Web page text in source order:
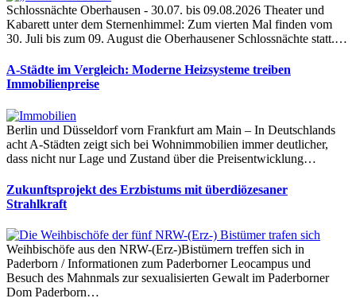
Schlossnächte Oberhausen - 30.07. bis 09.08.2026 Theater und
Kabarett unter dem Sternenhimmel: Zum vierten Mal finden vom
30. Juli bis zum 09. August die Oberhausener Schlossnächte statt.…
A-Städte im Vergleich: Moderne Heizsysteme treiben
Immobilienpreise
Berlin und Düsseldorf vorn Frankfurt am Main – In Deutschlands
acht A-Städten zeigt sich bei Wohnimmobilien immer deutlicher,
dass nicht nur Lage und Zustand über die Preisentwicklung…
Zukunftsprojekt des Erzbistums mit überdiözesaner
Strahlkraft
Weihbischöfe aus den NRW-(Erz-)Bistümern treffen sich in
Paderborn / Informationen zum Paderborner Leocampus und
Besuch des Mahnmals zur sexualisierten Gewalt im Paderborner
Dom Paderborn…